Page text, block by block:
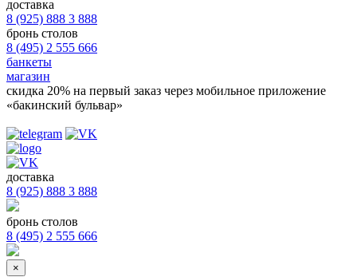
доставка
8 (925) 888 3 888
бронь столов
8 (495) 2 555 666
банкеты
магазин
скидка 20% на первый заказ через мобильное приложение
«бакинский бульвар»
доставка
8 (925) 888 3 888
бронь столов
8 (495) 2 555 666
×